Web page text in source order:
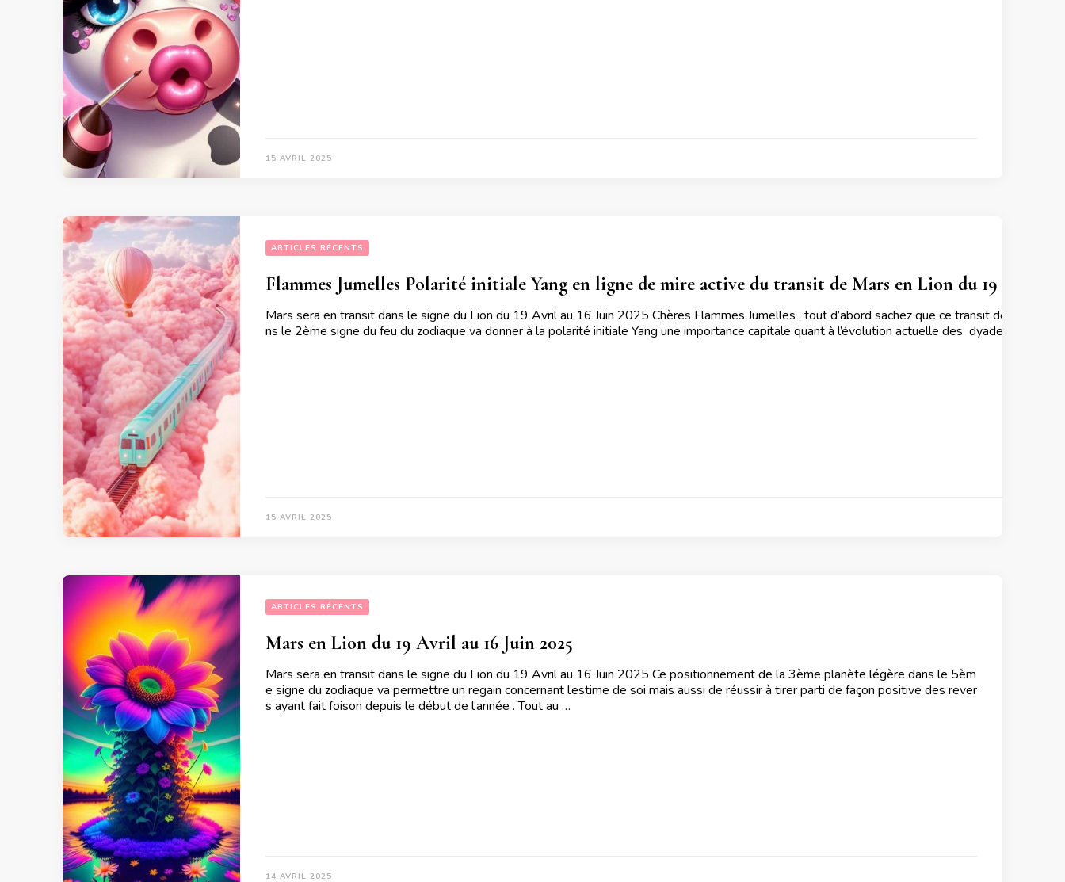
15 AVRIL 2025
ARTICLES RÉCENTS
Flammes Jumelles Polarité initiale Yang en ligne de mire active du transit de Mars en Lion du 19 Avril au
Mars sera en transit dans le signe du Lion du 19 Avril au 16 Juin 2025 Chères Flammes Jumelles , tout d’abord sachez que ce transit de la 3ème
ns le 2ème signe du feu du zodiaque va donner à la polarité initiale Yang une importance capitale quant à l’évolution actuelle des dyades . Tandis
15 AVRIL 2025
ARTICLES RÉCENTS
Mars en Lion du 19 Avril au 16 Juin 2025
Mars sera en transit dans le signe du Lion du 19 Avril au 16 Juin 2025 Ce positionnement de la 3ème planète légère dans le 5èm
e signe du zodiaque va permettre un regain concernant l’estime de soi mais aussi de réussir à tirer parti de façon positive des rever
s ayant fait foison depuis le début de l’année . Tout au …
14 AVRIL 2025